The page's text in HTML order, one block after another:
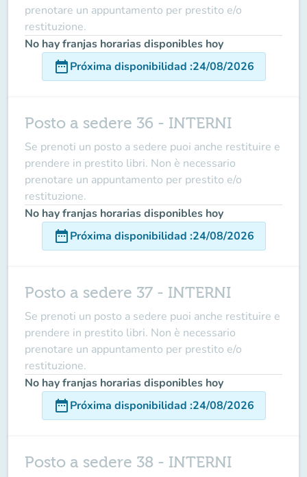
prenotare un appuntamento per prestito e/o
restituzione.
No hay franjas horarias disponibles hoy
date_rangePróxima disponibilidad :24/08/2026
Posto a sedere 36 - INTERNI
Se prenoti un posto a sedere puoi anche restituire e
prendere in prestito libri. Non è necessario
prenotare un appuntamento per prestito e/o
restituzione.
No hay franjas horarias disponibles hoy
date_rangePróxima disponibilidad :24/08/2026
Posto a sedere 37 - INTERNI
Se prenoti un posto a sedere puoi anche restituire e
prendere in prestito libri. Non è necessario
prenotare un appuntamento per prestito e/o
restituzione.
No hay franjas horarias disponibles hoy
date_rangePróxima disponibilidad :24/08/2026
Posto a sedere 38 - INTERNI